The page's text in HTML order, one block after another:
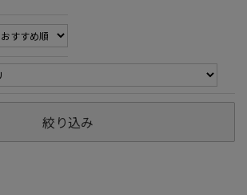
絞り込み